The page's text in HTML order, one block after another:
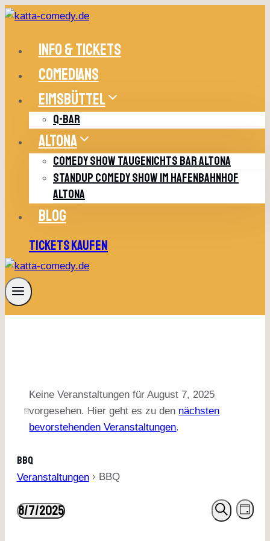
Zum
springenINFO & TICKETS
COMEDIANS
EIMSBÜTTEL
Q-BAR
ALTONA
COMEDY SHOW TAUGENICHTS BAR ALTONA
STANDUP COMEDY SHOW IM HAFENBAHNHOF
ALTONA
BLOG
TICKETS KAUFEN
Keine Veranstaltungen für August 7, 2025
vorgesehen. Hier geht es zu den nächsten
bevorstehenden Veranstaltungen.
BBQ
Veranstaltungen BBQ
SUCHE
TAG
8/7/2025